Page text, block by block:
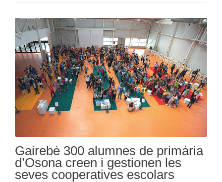
Gairebé 300 alumnes de primària
d’Osona creen i gestionen les
seves cooperatives escolars